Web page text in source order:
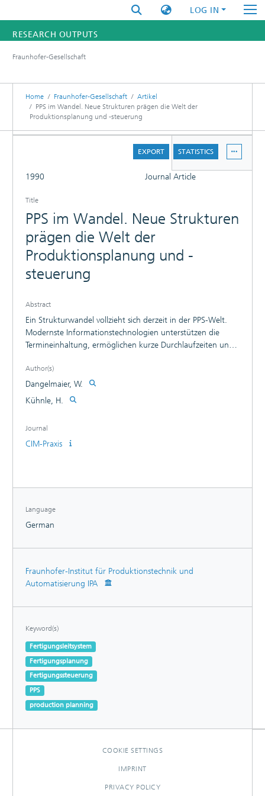
LOG IN
RESEARCH OUTPUTS
RESEARCHERS
INSTITUTES
Fraunhofer-Gesellschaft
Home Fraunhofer-Gesellschaft
Artikel
PPS im Wandel. Neue Strukturen prägen die Welt der
Produktionsplanung und -steuerung
EXPORT STATISTICS
1990 Journal Article
Title
PPS im Wandel. Neue Strukturen
prägen die Welt der
Produktionsplanung und -
steuerung
Abstract
Ein Strukturwandel vollzieht sich derzeit in der PPS-Welt.
Modernste Informationstechnologien unterstützen die
Termineinhaltung, ermöglichen kurze Durchlaufzeiten und
Author(s)
Dangelmaier, W.
Kühnle, H.
Journal
CIM-Praxis
Language
German
Fraunhofer-Institut für Produktionstechnik und
Automatisierung IPA
Keyword(s)
Fertigungsleitsystem
Fertigungsplanung
Fertigungssteuerung
PPS
production planning
COOKIE SETTINGS
IMPRINT
PRIVACY POLICY